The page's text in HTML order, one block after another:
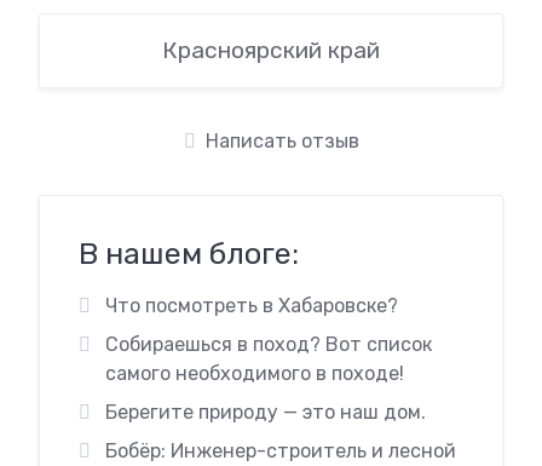
Красноярский край
Написать отзыв
В нашем блоге:
Что посмотреть в Хабаровске?
Собираешься в поход? Вот список
самого необходимого в походе!
Берегите природу — это наш дом.
Бобёр: Инженер-строитель и лесной